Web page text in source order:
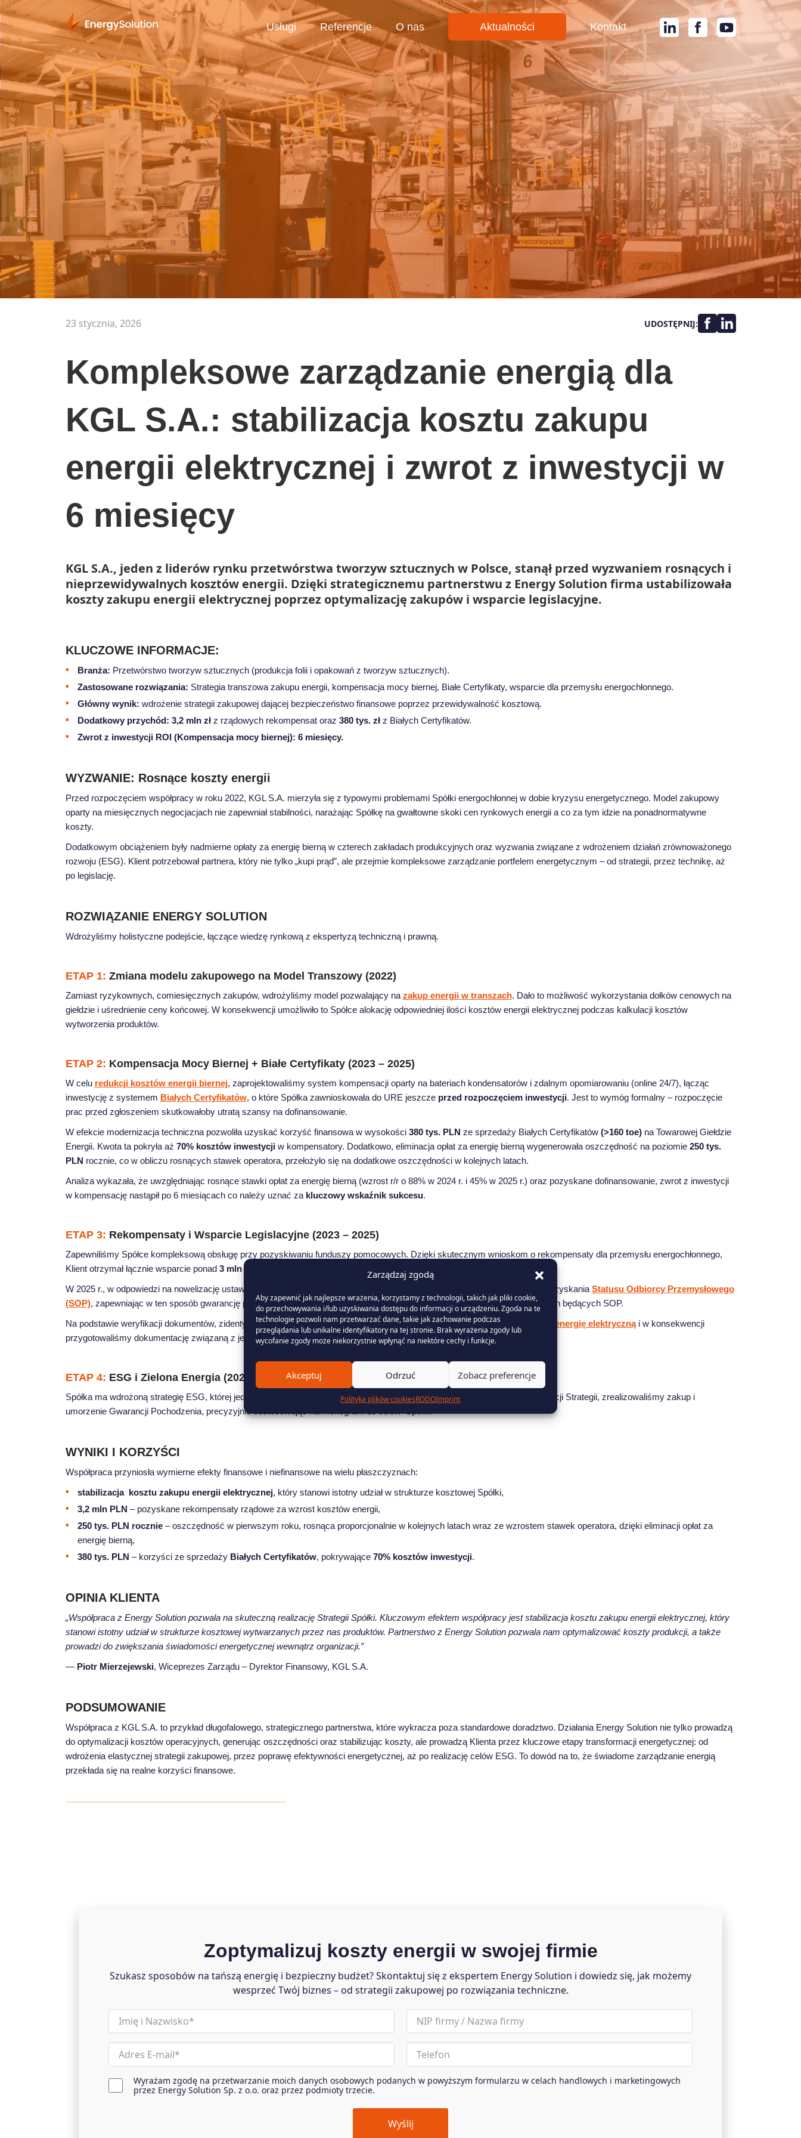
Zarządzaj zgodą
Aby zapewnić jak najlepsze wrażenia, korzystamy z technologii, takich jak pliki cookie,
do przechowywania i/lub uzyskiwania dostępu do informacji o urządzeniu. Zgoda na te
technologie pozwoli nam przetwarzać dane, takie jak zachowanie podczas
przeglądania lub unikalne identyfikatory na tej stronie. Brak wyrażenia zgody lub
wycofanie zgody może niekorzystnie wpłynąć na niektóre cechy i funkcje.
Akceptuj Odrzuć Zobacz preferencje
Polityka plików cookiesRODOImprint
Usługi Referencje O nas Aktualności Kontakt
23 stycznia, 2026 UDOSTĘPNIJ:
Kompleksowe zarządzanie energią dla
KGL S.A.: stabilizacja kosztu zakupu
energii elektrycznej i zwrot z inwestycji w
6 miesięcy
KGL S.A., jeden z liderów rynku przetwórstwa tworzyw sztucznych w Polsce, stanął przed wyzwaniem rosnących i
nieprzewidywalnych kosztów energii. Dzięki strategicznemu partnerstwu z Energy Solution firma ustabilizowała
koszty zakupu energii elektrycznej poprzez optymalizację zakupów i wsparcie legislacyjne.
KLUCZOWE INFORMACJE:
Branża: Przetwórstwo tworzyw sztucznych (produkcja folii i opakowań z tworzyw sztucznych).
Zastosowane rozwiązania: Strategia transzowa zakupu energii, kompensacja mocy biernej, Białe Certyfikaty, wsparcie dla przemysłu energochłonnego.
Główny wynik: wdrożenie strategii zakupowej dającej bezpieczeństwo finansowe poprzez przewidywalność kosztową.
Dodatkowy przychód: 3,2 mln złz rządowych rekompensat oraz 380 tys. złz Białych Certyfikatów.
Zwrot z inwestycji ROI (Kompensacja mocy biernej): 6 miesięcy.
WYZWANIE: Rosnące koszty energii
Przed rozpoczęciem współpracy w roku 2022, KGL S.A. mierzyła się z typowymi problemami Spółki energochłonnej w dobie kryzysu energetycznego. Model zakupowy
oparty na miesięcznych negocjacjach nie zapewniał stabilności, narażając Spółkę na gwałtowne skoki cen rynkowych energii a co za tym idzie na ponadnormatywne
koszty.
Dodatkowym obciążeniem były nadmierne opłaty za energię bierną w czterech zakładach produkcyjnych oraz wyzwania związane z wdrożeniem działań zrównoważonego
rozwoju (ESG). Klient potrzebował partnera, który nie tylko „kupi prąd”, ale przejmie kompleksowe zarządzanie portfelem energetycznym – od strategii, przez technikę, aż
po legislację.
ROZWIĄZANIE ENERGY SOLUTION
Wdrożyliśmy holistyczne podejście, łączące wiedzę rynkową z ekspertyzą techniczną i prawną.
ETAP 1: Zmiana modelu zakupowego na Model Transzowy (2022)
Zamiast ryzykownych, comiesięcznych zakupów, wdrożyliśmy model pozwalający na zakup energii w transzach. Dało to możliwość wykorzystania dołków cenowych na
giełdzie i uśrednienie ceny końcowej. W konsekwencji umożliwiło to Spółce alokację odpowiedniej ilości kosztów energii elektrycznej podczas kalkulacji kosztów
wytworzenia produktów.
ETAP 2: Kompensacja Mocy Biernej + Białe Certyfikaty (2023 – 2025)
W celu redukcji kosztów energii biernej, zaprojektowaliśmy system kompensacji oparty na bateriach kondensatorów i zdalnym opomiarowaniu (online 24/7), łącząc
inwestycję z systemem Białych Certyfikatów, o które Spółka zawnioskowała do URE jeszcze przed rozpoczęciem inwestycji. Jest to wymóg formalny – rozpoczęcie
prac przed zgłoszeniem skutkowałoby utratą szansy na dofinansowanie.
W efekcie modernizacja techniczna pozwoliła uzyskać korzyść finansowa w wysokości 380 tys. PLN ze sprzedaży Białych Certyfikatów (>160 toe)na Towarowej Giełdzie
Energii. Kwota ta pokryła aż 70% kosztów inwestycjiw kompensatory. Dodatkowo, eliminacja opłat za energię bierną wygenerowała oszczędność na poziomie 250 tys.
PLN rocznie, co w obliczu rosnących stawek operatora, przełożyło się na dodatkowe oszczędności w kolejnych latach.
Analiza wykazała, że uwzględniając rosnące stawki opłat za energię bierną (wzrost r/r o 88% w 2024 r. i 45% w 2025 r.) oraz pozyskane dofinansowanie, zwrot z inwestycji
w kompensację nastąpił po 6 miesiącach co należy uznać za kluczowy wskaźnik sukcesu.
ETAP 3: Rekompensaty i Wsparcie Legislacyjne (2023 – 2025)
Zapewniliśmy Spółce kompleksową obsługę przy pozyskiwaniu funduszy pomocowych. Dzięki skutecznym wnioskom o rekompensaty dla przemysłu energochłonnego,
Klient otrzymał łącznie wsparcie ponad 3 mln PLN
W 2025 r., w odpowiedzi na nowelizację ustawy OZE i rosnące wymogi sprawozdawcze, przejęliśmy pełną obsługę procesu uzyskania Statusu Odbiorcy Przemysłowego
(SOP), zapewniając w ten sposób gwarancję poprawnego wykonania sprawozdawczości, która jest niezbędna w organizacjach będących SOP.
Na podstawie weryfikacji dokumentów, zidentyfikowaliśmy możliwość odzyskania części kosztów dotyczących akcyzy za energię elektrycznąi w konsekwencji
przygotowaliśmy dokumentację związaną z jej zwrotem za rok 2024.
ETAP 4: ESG i Zielona Energia (2025)
Spółka ma wdrożoną strategię ESG, której jednym z elementów jest dążenie do redukcji emisji CO₂. W celu sprostania realizacji Strategii, zrealizowaliśmy zakup i
umorzenie Gwarancji Pochodzenia, precyzyjnie dostosowując harmonogram do celów Spółki.
WYNIKI I KORZYŚCI
Współpraca przyniosła wymierne efekty finansowe i niefinansowe na wielu płaszczyznach:
stabilizacja kosztu zakupu energii elektrycznej, który stanowi istotny udział w strukturze kosztowej Spółki,
3,2 mln PLN – pozyskane rekompensaty rządowe za wzrost kosztów energii,
250 tys. PLN rocznie– oszczędność w pierwszym roku, rosnąca proporcjonalnie w kolejnych latach wraz ze wzrostem stawek operatora, dzięki eliminacji opłat za
energię bierną,
380 tys. PLN – korzyści ze sprzedaży Białych Certyfikatów, pokrywające 70% kosztów inwestycji.
OPINIA KLIENTA
„Współpraca z Energy Solution pozwala na skuteczną realizację Strategii Spółki. Kluczowym efektem współpracy jest stabilizacja kosztu zakupu energii elektrycznej, który
stanowi istotny udział w strukturze kosztowej wytwarzanych przez nas produktów. Partnerstwo z Energy Solution pozwala nam optymalizować koszty produkcji, a także
prowadzi do zwiększania świadomości energetycznej wewnątrz organizacji.”
— Piotr Mierzejewski, Wiceprezes Zarządu – Dyrektor Finansowy, KGL S.A.
PODSUMOWANIE
Współpraca z KGL S.A. to przykład długofalowego, strategicznego partnerstwa, które wykracza poza standardowe doradztwo. Działania Energy Solution nie tylko prowadzą
do optymalizacji kosztów operacyjnych, generując oszczędności oraz stabilizując koszty, ale prowadzą Klienta przez kluczowe etapy transformacji energetycznej: od
wdrożenia elastycznej strategii zakupowej, przez poprawę efektywności energetycznej, aż po realizację celów ESG. To dowód na to, że świadome zarządzanie energią
przekłada się na realne korzyści finansowe.
Zoptymalizuj koszty energii w swojej firmie
Szukasz sposobów na tańszą energię i bezpieczny budżet? Skontaktuj się z ekspertem Energy Solution i dowiedz się, jak możemy
wesprzeć Twój biznes – od strategii zakupowej po rozwiązania techniczne.
name
(wymagane)
nip
Email
(wymagane)
Phone
agreement
(wymagane)
Wyrażam zgodę na przetwarzanie moich danych osobowych podanych w powyższym formularzu w celach handlowych i marketingowych
przez Energy Solution Sp. z o.o. oraz przez podmioty trzecie.